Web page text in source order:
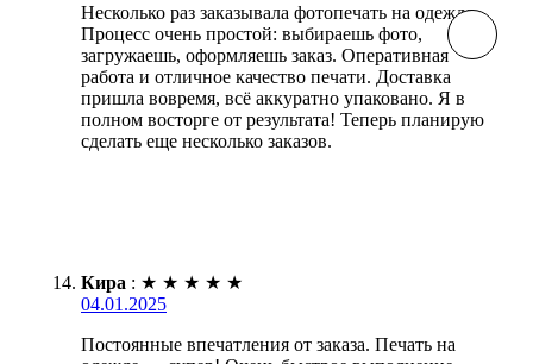
Несколько раз заказывала фотопечать на одежде.
Процесс очень простой: выбираешь фото,
загружаешь, оформляешь заказ. Оперативная
работа и отличное качество печати. Доставка
пришла вовремя, всё аккуратно упаковано. Я в
полном восторге от результата! Теперь планирую
сделать еще несколько заказов.
Кира : ★ ★ ★ ★ ★
04.01.2025
Постоянные впечатления от заказа. Печать на